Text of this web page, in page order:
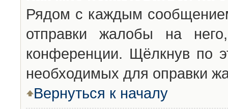
Рядом с каждым
отправки жалобы на
конференции. Щёлкнув по
необходимых для оправки
Вернуться к началу